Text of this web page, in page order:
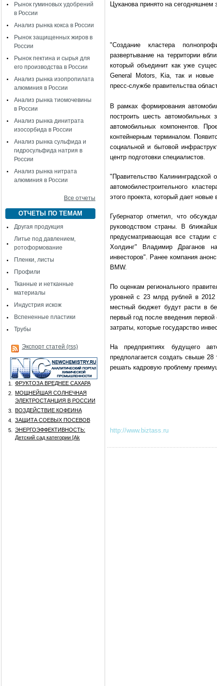
Рынок гуминовых удобрений
в России
Анализ рынка кокса в России
Рынок защищенных жиров в
России
Рынок пектина и сырья для
его производства в России
Анализ рынка изопропилата
алюминия в России
Анализ рынка тиомочевины
в России
Анализ рынка динитрата
изосорбида в России
Анализ рынка сульфида и
гидросульфида натрия в
России
Анализ рынка нитрата
алюминия в России
Все отчеты
ОТЧЕТЫ ПО ТЕМАМ
Другая продукция
Литье под давлением,
ротоформование
Пленки, листы
Профили
Тканные и нетканные
материалы
Индустрия искож
Вспененные пластики
Трубы
Экспорт статей (rss)
1.
ФРУКТОЗА ВРЕДНЕЕ САХАРА
2.
МОЩНЕЙШАЯ СОЛНЕЧНАЯ
ЭЛЕКТРОСТАНЦИЯ В РОССИИ
3.
ВОЗДЕЙСТВИЕ КОФЕИНА
4.
ЗАЩИТА СОЕВЫХ ПОСЕВОВ
5.
ЭНЕРГОЭФФЕКТИВНОСТЬ:
Детский сад категории [Аk
Цуканова принято на сегодняшнем
"Создание кластера
развертывание на территории
который объединит как уже
General Motors, Kia, так и
пресс-службе правительства
В рамках формирования
построить шесть автомобильных
автомобильных компонентов.
контейнерным терминалом.
социальной и бытовой
центр подготовки специалистов.
"Правительство Калининградской
автомобилестроительного
этого проекта, который дает
Губернатор отметил, что
руководством страны. В
предусматривающая все стадии
Холдинг" Владимир Драганов
инвесторов". Ранее компания
BMW.
По оценкам регионального
уровней с 23 млрд рублей в
местный бюджет будут расти в
первый год после введения первой
затраты, которые государство
На предприятиях будущего
предполагается создать свыше
решать кадровую проблему
http://www.biztass.ru